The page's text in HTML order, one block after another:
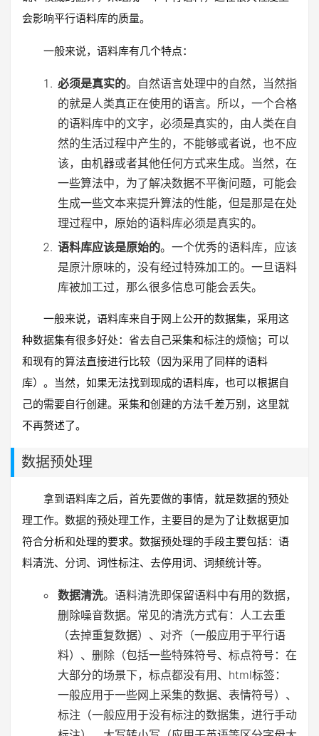
会影响平行语料库的质量。
一般来说，语料库有几个特点：
必须是真实的。自然语言处理中的自然，当然指
的就是人类真正在使用的语言。所以，一个合格
的语料库中的文字，必须是真实的，由人类在自
然的生活过程中产生的，不能够或者说，也不应
该，由机器或者其他任何方式来生成。当然，在
一些算法中，为了解决数据不平衡问题，可能会
生成一些文本来提升算法的性能，但是那是在处
理过程中，原始的语料库必须是真实的。
语料库应该是原始的。一个优秀的语料库，应该
是原汁原味的，没有经过特殊加工的。一旦语料
库被加工过，那么很多信息可能会丢失。
一般来说，语料库来自于网上公开的数据集，采用这
种数据集有很多好处：省去自己采集和标注的烦恼；可以
和现有的算法直接进行比较（因为采用了同样的语料
库）。当然，如果无法找到现成的语料库，也可以根据自
己的需要自行创建。采集和创建的方法千差万别，这里就
不再赘述了。
数据预处理
拿到语料库之后，首先要做的事情，就是数据的预处
理工作。数据的预处理工作，主要目的是为了让数据更加
符合分析和处理的要求。数据预处理的手段主要包括：语
料清洗、分词、词性标注、去停用词、词频统计等。
数据清洗。语料清洗即保留语料中有用的数据，
删除噪音数据。常见的清洗方式有：人工去重
（去掉重复数据）、对齐（一般应用于平行语
料）、删除（包括一些特殊符号、标点符号：在
大部分的场景下，标点都没有用、html标签：
一般应用于一些网上采集的数据、表情符号）、
标注（一般应用于没有标注的数据集，进行手动